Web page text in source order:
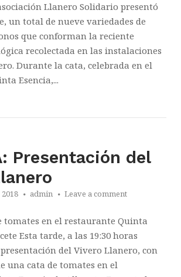
Llanero Solidario presentó
un total de nueve variedades de
que conforman la reciente
recolectada en las instalaciones
Durante la cata, celebrada en el
Esencia,...
Presentación del
admin Leave a comment
tomates en el restaurante Quinta
Esta tarde, a las 19:30 horas
del Vivero Llanero, con
una cata de tomates en el